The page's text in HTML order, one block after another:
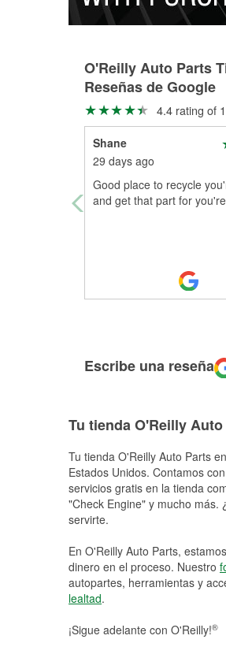
O'Reilly Auto Parts
Reseñas de Google
4.4 rating of
Shane
29 days ago
Good place to recycle
and get that part for
Escribe una reseña
Tu tienda O'Reilly
Tu tienda O'Reilly Auto Parts en
Estados Unidos. Contamos
servicios gratis en la tienda
"Check Engine" y mucho más.
servirte.
En O'Reilly Auto Parts,
dinero en el proceso. Nuestro
autopartes, herramientas y
lealtad.
¡Sigue adelante con O'Reilly!®